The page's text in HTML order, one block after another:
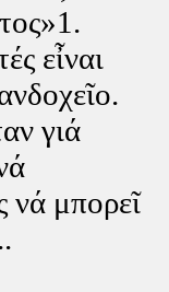
εἶναι
γιά
νά μπορεῖ